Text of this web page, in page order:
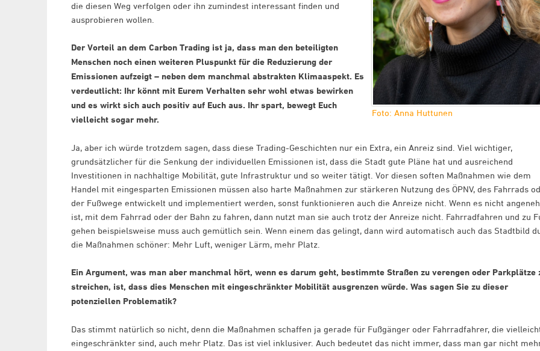
Foto: Anna Huttunen
die diesen Weg verfolgen oder ihn zumindest interessant finden und
ausprobieren wollen.
Der Vorteil an dem Carbon Trading ist ja, dass man den beteiligten
Menschen noch einen weiteren Pluspunkt für die Reduzierung der
Emissionen aufzeigt – neben dem manchmal abstrakten Klimaaspekt. Es
verdeutlicht: Ihr könnt mit Eurem Verhalten sehr wohl etwas bewirken
und es wirkt sich auch positiv auf Euch aus. Ihr spart, bewegt Euch
vielleicht sogar mehr.
Ja, aber ich würde trotzdem sagen, dass diese Trading-Geschichten nur ein Extra, ein Anreiz sind. Viel wichtiger,
grundsätzlicher für die Senkung der individuellen Emissionen ist, dass die Stadt gute Pläne hat und ausreichend
Investitionen in nachhaltige Mobilität, gute Infrastruktur und so weiter tätigt. Vor diesen soften Maßnahmen wie dem
Handel mit eingesparten Emissionen müssen also harte Maßnahmen zur stärkeren Nutzung des ÖPNV, des Fahrrads
der Fußwege entwickelt und implementiert werden, sonst funktionieren auch die Anreize nicht. Wenn es nicht
ist, mit dem Fahrrad oder der Bahn zu fahren, dann nutzt man sie auch trotz der Anreize nicht. Fahrradfahren und zu
gehen beispielsweise muss auch gemütlich sein. Wenn einem das gelingt, dann wird automatisch auch das Stadtbild
die Maßnahmen schöner: Mehr Luft, weniger Lärm, mehr Platz.
Ein Argument, was man aber manchmal hört, wenn es darum geht, bestimmte Straßen zu verengen oder Parkplätze
streichen, ist, dass dies Menschen mit eingeschränkter Mobilität ausgrenzen würde. Was sagen Sie zu dieser
potenziellen Problematik?
Das stimmt natürlich so nicht, denn die Maßnahmen schaffen ja gerade für Fußgänger oder Fahrradfahrer, die
eingeschränkter sind, auch mehr Platz. Das ist viel inklusiver. Auch bedeutet das nicht immer, dass man gar nicht